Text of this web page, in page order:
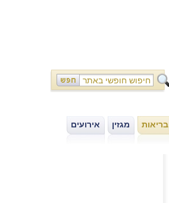
בריאות מגזין
אירועים